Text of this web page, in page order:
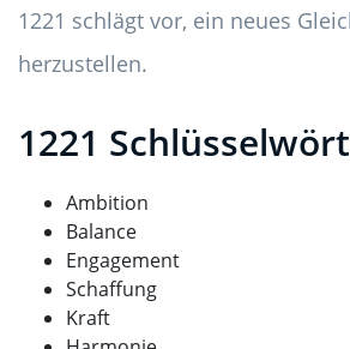
1221 schlägt vor, ein neues
herzustellen.
1221
Ambition
Balance
Engagement
Schaffung
Kraft